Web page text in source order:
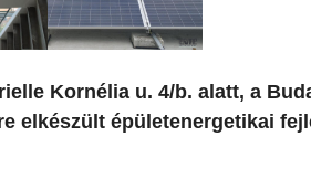
Kornélia u. 4/b. alatt, a
elkészült épületenergetikai